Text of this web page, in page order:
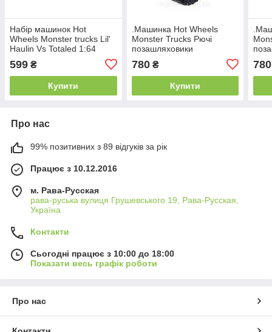
Набір машинок Hot
Wheels Monster trucks Lil'
Haulin Vs Totaled 1:64
599 ₴
Купити
.Машинка Hot Wheels
Monster Trucks Рючі
позашляховики
(HDX60/HDX61) Оригінал
780₴
Купити
780
Про нас
99% позитивних з 89 відгуків за рік
Працює з 10.12.2016
м. Рава-Русская
рава-руська вулиця Грушевського 19, Рава-Русская,
Україна
Контакти
Сьогодні працює з 10:00 до 18:00
Показати весь графік роботи
Про нас